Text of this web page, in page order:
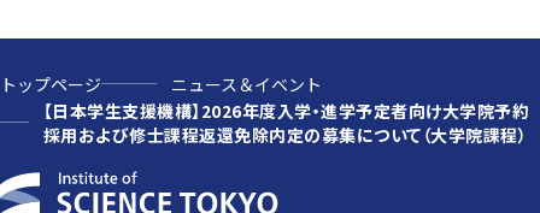
トップページ
ニュース＆イベント
【日本学生支援機構】2026年度入学・進学予定者向け大学院予約
採用および修士課程返還免除内定の募集について（大学院課程）